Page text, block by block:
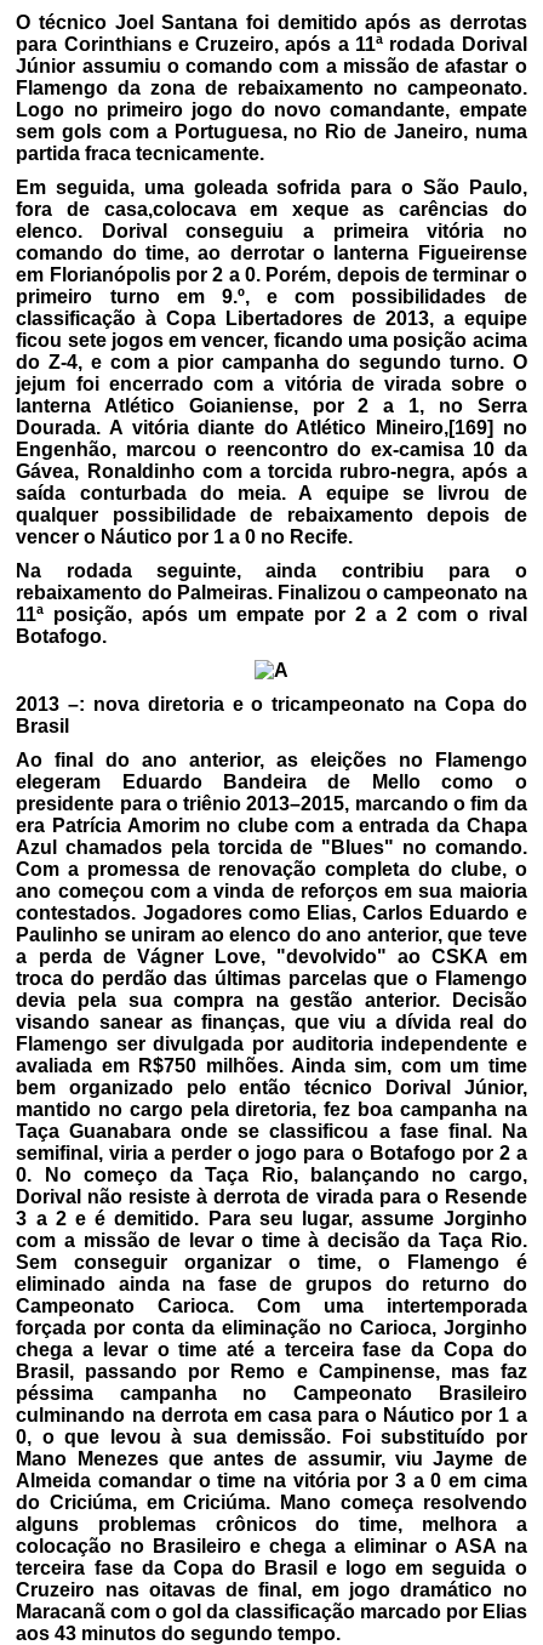
O técnico Joel Santana foi demitido após as derrotas
para Corinthians e Cruzeiro, após a 11ª rodada Dorival
Júnior assumiu o comando com a missão de afastar o
Flamengo da zona de rebaixamento no campeonato.
Logo no primeiro jogo do novo comandante, empate
sem gols com a Portuguesa, no Rio de Janeiro, numa
partida fraca tecnicamente.
Em seguida, uma goleada sofrida para o São Paulo,
fora de casa,colocava em xeque as carências do
elenco. Dorival conseguiu a primeira vitória no
comando do time, ao derrotar o lanterna Figueirense
em Florianópolis por 2 a 0. Porém, depois de terminar o
primeiro turno em 9.º, e com possibilidades de
classificação à Copa Libertadores de 2013, a equipe
ficou sete jogos em vencer, ficando uma posição acima
do Z-4, e com a pior campanha do segundo turno. O
jejum foi encerrado com a vitória de virada sobre o
lanterna Atlético Goianiense, por 2 a 1, no Serra
Dourada. A vitória diante do Atlético Mineiro,[169] no
Engenhão, marcou o reencontro do ex-camisa 10 da
Gávea, Ronaldinho com a torcida rubro-negra, após a
saída conturbada do meia. A equipe se livrou de
qualquer possibilidade de rebaixamento depois de
vencer o Náutico por 1 a 0 no Recife.
Na rodada seguinte, ainda contribiu para o
rebaixamento do Palmeiras. Finalizou o campeonato na
11ª posição, após um empate por 2 a 2 com o rival
Botafogo.
2013 –: nova diretoria e o tricampeonato na Copa do
Brasil
Ao final do ano anterior, as eleições no Flamengo
elegeram Eduardo Bandeira de Mello como o
presidente para o triênio 2013–2015, marcando o fim da
era Patrícia Amorim no clube com a entrada da Chapa
Azul chamados pela torcida de "Blues" no comando.
Com a promessa de renovação completa do clube, o
ano começou com a vinda de reforços em sua maioria
contestados. Jogadores como Elias, Carlos Eduardo e
Paulinho se uniram ao elenco do ano anterior, que teve
a perda de Vágner Love, "devolvido" ao CSKA em
troca do perdão das últimas parcelas que o Flamengo
devia pela sua compra na gestão anterior. Decisão
visando sanear as finanças, que viu a dívida real do
Flamengo ser divulgada por auditoria independente e
avaliada em R$750 milhões. Ainda sim, com um time
bem organizado pelo então técnico Dorival Júnior,
mantido no cargo pela diretoria, fez boa campanha na
Taça Guanabara onde se classificou a fase final. Na
semifinal, viria a perder o jogo para o Botafogo por 2 a
0. No começo da Taça Rio, balançando no cargo,
Dorival não resiste à derrota de virada para o Resende
3 a 2 e é demitido. Para seu lugar, assume Jorginho
com a missão de levar o time à decisão da Taça Rio.
Sem conseguir organizar o time, o Flamengo é
eliminado ainda na fase de grupos do returno do
Campeonato Carioca. Com uma intertemporada
forçada por conta da eliminação no Carioca, Jorginho
chega a levar o time até a terceira fase da Copa do
Brasil, passando por Remo e Campinense, mas faz
péssima campanha no Campeonato Brasileiro
culminando na derrota em casa para o Náutico por 1 a
0, o que levou à sua demissão. Foi substituído por
Mano Menezes que antes de assumir, viu Jayme de
Almeida comandar o time na vitória por 3 a 0 em cima
do Criciúma, em Criciúma. Mano começa resolvendo
alguns problemas crônicos do time, melhora a
colocação no Brasileiro e chega a eliminar o ASA na
terceira fase da Copa do Brasil e logo em seguida o
Cruzeiro nas oitavas de final, em jogo dramático no
Maracanã com o gol da classificação marcado por Elias
aos 43 minutos do segundo tempo.